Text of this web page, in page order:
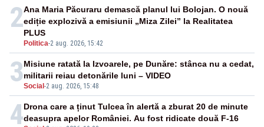
2
Politica-2 aug. 2026, 15:42
Ana Maria Păcuraru demască planul lui Bolojan. O nouă
ediție explozivă a emisiunii „Miza Zilei” la Realitatea
PLUS
3Social -2 aug. 2026, 15:48
Misiune ratată la Izvoarele, pe Dunăre: stânca nu a cedat,
militarii reiau detonările luni – VIDEO
4Drona care a ținut Tulcea în alertă a zburat 20 de minute
deasupra apelor României. Au fost ridicate două F-16